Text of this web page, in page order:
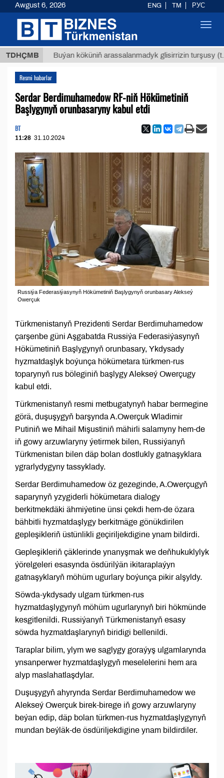
TDHÇMBBuýan köküniň arassalanmadyk glisirrizin turşusy (t.)
Resmi habarlar
Serdar Berdimuhamedow RF-niň Hökümetiniň
Başlygynyň orunbasaryny kabul etdi
BT
11:28 31.10.2024
Russiýa Federasiýasynyň Hökümetiniň Başlygynyň orunbasary Alekseý
Owerçuk
Türkmenistanyň Prezidenti Serdar Berdimuhamedow
çarşenbe güni Aşgabatda Russiýa Federasiýasynyň
Hökümetiniň Başlygynyň orunbasary, Ykdysady
hyzmatdaşlyk boýunça hökümetara türkmen-rus
toparynyň rus böleginiň başlygy Alekseý Owerçugy
kabul etdi.
Türkmenistanyň resmi metbugatynyň habar bermegine
görä, duşuşygyň barşynda A.Owerçuk Wladimir
Putiniň we Mihail Mişustiniň mähirli salamyny hem-de
iň gowy arzuwlaryny ýetirmek bilen, Russiýanyň
Türkmenistan bilen däp bolan dostlukly gatnaşyklara
ygrarlydygyny tassyklady.
Serdar Berdimuhamedow öz gezeginde, A.Owerçugyň
saparynyň yzygiderli hökümetara dialogy
berkitmekdäki ähmiýetine ünsi çekdi hem-de özara
bähbitli hyzmatdaşlygy berkitmäge gönükdirilen
gepleşikleriň üstünlikli geçiriljekdigine ynam bildirdi.
Gepleşikleriň çäklerinde ynanyşmak we deňhukuklylyk
ýörelgeleri esasynda ösdürilýän ikitaraplaýyn
gatnaşyklaryň möhüm ugurlary boýunça pikir alşyldy.
Söwda-ykdysady ulgam türkmen-rus
hyzmatdaşlygynyň möhüm ugurlarynyň biri hökmünde
kesgitlenildi. Russiýanyň Türkmenistanyň esasy
söwda hyzmatdaşlarynyň biridigi bellenildi.
Taraplar bilim, ylym we saglygy goraýyş ulgamlarynda
ynsanperwer hyzmatdaşlygyň meselelerini hem ara
alyp maslahatlaşdylar.
Duşuşygyň ahyrynda Serdar Berdimuhamedow we
Alekseý Owerçuk birek-birege iň gowy arzuwlaryny
beýan edip, däp bolan türkmen-rus hyzmatdaşlygynyň
mundan beýläk-de ösdüriljekdigine ynam bildirdiler.
Awgust 6, 2026 ENG TM РУС